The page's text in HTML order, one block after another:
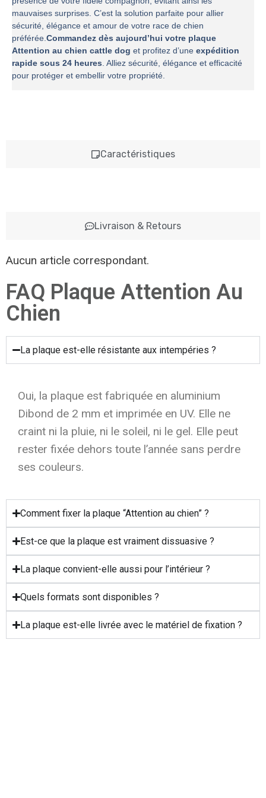
Caractéristiques
Livraison & Retours
mauvaises surprises. C’est la solution parfaite pour allier
sécurité, élégance et amour de votre race de chien
préférée.Commandez dès aujourd’hui votre plaque
Attention au chien cattle dog et profitez d’une expédition
rapide sous 24 heures. Alliez sécurité, élégance et efficacité
pour protéger et embellir votre propriété.
Aucun article correspondant.
FAQ Plaque Attention Au
Chien
La plaque est-elle résistante aux intempéries ?
Oui, la plaque est fabriquée en aluminium
Dibond de 2 mm et imprimée en UV. Elle ne
craint ni la pluie, ni le soleil, ni le gel. Elle peut
rester fixée dehors toute l’année sans perdre
ses couleurs.
Comment fixer la plaque “Attention au chien” ?
Est-ce que la plaque est vraiment dissuasive ?
La plaque convient-elle aussi pour l’intérieur ?
Quels formats sont disponibles ?
La plaque est-elle livrée avec le matériel de fixation ?